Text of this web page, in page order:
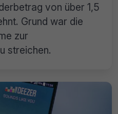
von über 1,5
Grund war die
zur
streichen.